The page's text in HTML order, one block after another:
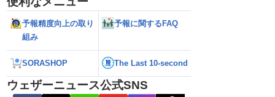
予報精度向上の取り
組み
予報に関するFAQ
SORASHOP The Last 10-second
ウェザーニュース公式SNS